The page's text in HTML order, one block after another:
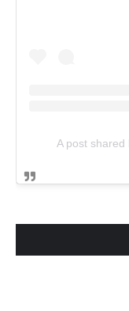
A post